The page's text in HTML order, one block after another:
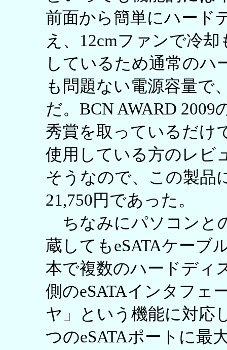
前面から簡単にハード
え、12cmファンで冷
しているため通常のハ
も問題ない電源容量で
だ。BCN AWARD
秀賞を取っているだけ
使用している方のレビ
そうなので、この製品
21,750円であった。
ちなみにパソコンと
蔵してもeSATAケーブ
本で複数のハードディ
側のeSATAインタフェ
ヤ」という機能に対応
つのeSATAポートに最